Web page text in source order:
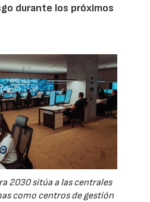
durante los próximos
2030 sitúa a las centrales
como centros de gestión